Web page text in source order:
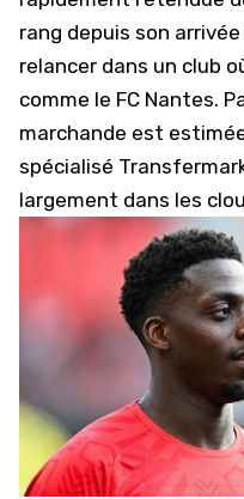
rang depuis son
relancer dans un club
comme le FC Nantes.
marchande est
spécialisé
largement dans les